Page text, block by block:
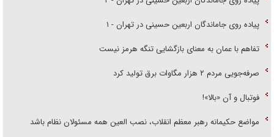
پیاده روی جاماندگان اربعین حسینی در تهران - ۱
تفاهم با عمان به معنای بازگشایی تنگه هرمز نیست
صرفه‌جویی مردم ۲ هزار مگاوات برق تولید کرد
فوتبال و آن «بالا»!
مواضع حکیمانه رهبر معظم انقلاب، نصب العین همه مسئولان نظام باشد